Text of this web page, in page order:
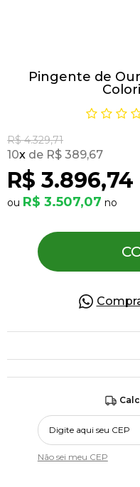
Pingente de
R$ 4.329,71
R$ 3.896,74
10x R$ 389,67
R$ 3.507,07
Não sei meu CEP
Pedras Preciosas
OFERTAS